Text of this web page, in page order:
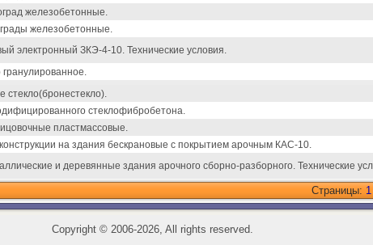
железобетонные.
железобетонные.
электронный ЗКЭ-4-10. Технические условия.
гранулированное.
стекло(бронестекло).
стеклофибробетона.
пластмассовые.
на здания бескрановые с покрытием арочным КАС-10.
и деревянные здания арочного сборно-разборного. Технические
Страницы: 1
Copyright ©2006-2026, All rights reserved.